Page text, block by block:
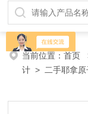
计，原子吸收分光光
室产品。
当前位置：首页
计 > 二手耶拿原